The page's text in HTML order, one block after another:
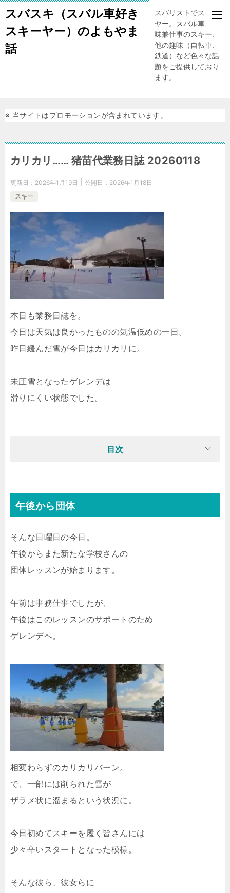
スバスキ（スバル車好き
スキーヤー）のよもやま
話
スバリストでスキー
ヤー。スバル車、趣
味兼仕事のスキー、
他の趣味（自転車、
鉄道）など色々な話
題をご提供しており
ます。
※ 当サイトはプロモーションが含まれています。
カリカリ…… 猪苗代業務日誌 20260118
更新日： 2026年1月19日 公開日： 2026年1月18日
スキー
本日も業務日誌を。
今日は天気は良かったものの気温低めの一日。
昨日緩んだ雪が今日はカリカリに。
未圧雪となったゲレンデは
滑りにくい状態でした。
目次
午後から団体
そんな日曜日の今日。
午後からまた新たな学校さんの
団体レッスンが始まります。
午前は事務仕事でしたが、
午後はこのレッスンのサポートのため
ゲレンデへ。
相変わらずのカリカリバーン。
で、一部には削られた雪が
ザラメ状に溜まるという状況に。
今日初めてスキーを履く皆さんには
少々辛いスタートとなった模様。
そんな彼ら、彼女らに